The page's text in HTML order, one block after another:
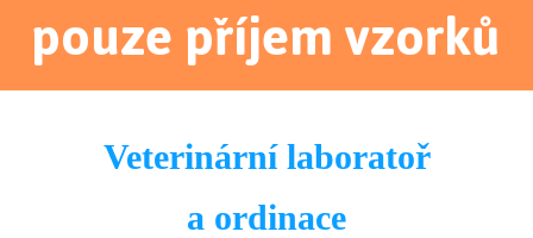
pouze příjem vzorků
Veterinární laboratoř
a ordinace